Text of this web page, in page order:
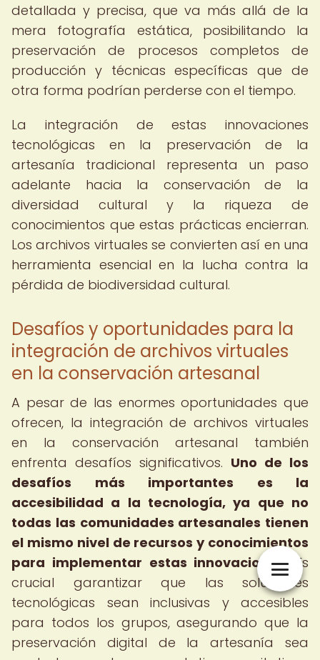
detallada y precisa, que va más allá de la
mera fotografía estática, posibilitando la
preservación de procesos completos de
producción y técnicas específicas que de
otra forma podrían perderse con el tiempo.
La integración de estas innovaciones
tecnológicas en la preservación de la
artesanía tradicional representa un paso
adelante hacia la conservación de la
diversidad cultural y la riqueza de
conocimientos que estas prácticas encierran.
Los archivos virtuales se convierten así en una
herramienta esencial en la lucha contra la
pérdida de biodiversidad cultural.
Desafíos y oportunidades para la
integración de archivos virtuales
en la conservación artesanal
A pesar de las enormes oportunidades que
ofrecen, la integración de archivos virtuales
en la conservación artesanal también
enfrenta desafíos significativos. Uno de los
desafíos más importantes es la
accesibilidad a la tecnología, ya que no
todas las comunidades artesanales tienen
el mismo nivel de recursos y conocimientos
para implementar estas innovaciones.Es
crucial garantizar que las soluciones
tecnológicas sean inclusivas y accesibles
para todos los grupos, asegurando que la
preservación digital de la artesanía sea